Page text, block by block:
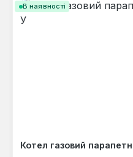
В наявності
Котел газовий